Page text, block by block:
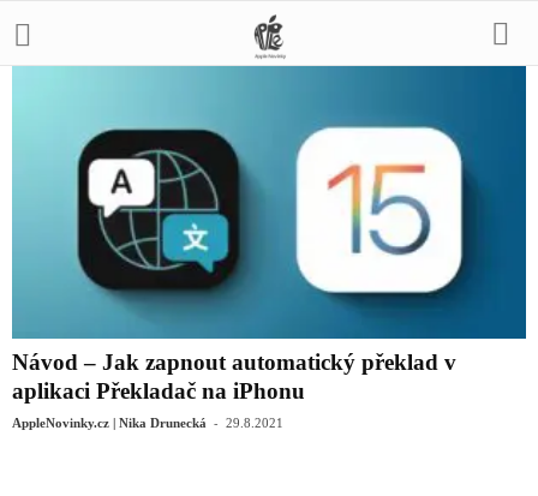
Návod – Jak zapnout automatický překlad v
aplikaci Překladač na iPhonu
AppleNovinky.cz | Nika Drunecká - 29.8.2021